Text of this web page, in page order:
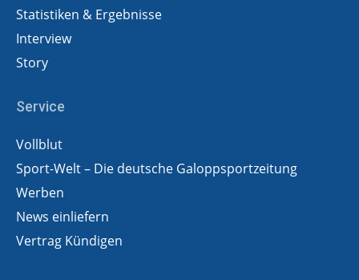
Statistiken & Ergebnisse
Interview
Story
Service
Vollblut
Sport-Welt – Die deutsche Galoppsportzeitung
Werben
News einliefern
Vertrag Kündigen